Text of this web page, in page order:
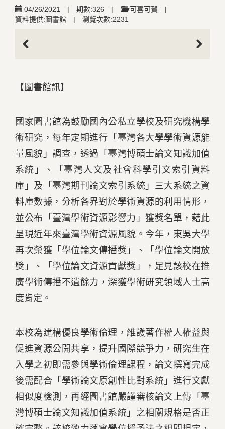
04/26/2021 | 期數:326 | 可喜可賀
|
資料提供:圖書館
| 瀏覽次數:2231
【圖書館訊】
國家圖書館為鼓勵國內公私立學校及研究機構學
術研究，每年定期進行「臺灣各大學學術資源能
量風貌」調查，透過「臺灣博碩士論文知識加值
系統」、「臺灣人文及社會科學引文索引資料
庫」及「臺灣期刊論文索引系統」三大系統之資
料庫數據，分析各界對於學術資源的利用情形，
並公布「臺灣學術資源影響力」獲獎名單，藉此
呈現近年來臺灣學術資源風貌。今年，東吳大學
再次榮獲「學位論文傳播獎」、「學位論文開放
獎」、「學位論文資源貢獻獎」，足見該校在推
廣學術傳播不遺餘力，深獲學術研究領域人士高
度肯定。
本校為建構優良學術倫理，維護著作權人權益與
促進資源公開共享，提升國際競爭力，研究生在
入學之初即需參與學術倫理課程，論文撰寫完成
後需配合「學術論文原創性比對系統」進行文獻
相似度檢測，再經圖書館嚴謹審核論文上傳「臺
灣博碩士論文知識加值系統」之相關規格是否正